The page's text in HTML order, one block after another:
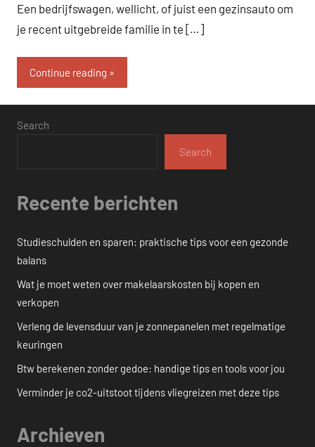
Een bedrijfswagen, wellicht, of juist een gezinsauto om
je recent uitgebreide familie in te […]
Continue reading
Search
Search
Recente berichten
Studieschulden en sparen: praktische tips voor een gezonde
balans
Wat je moet weten over makelaarskosten bij kopen en
verkopen
Verleng de levensduur van je zonnepanelen met regelmatige
keuringen
Btw berekenen zonder gedoe: handige tips en tools voor jou
Verminder je co2-uitstoot tijdens vliegreizen met deze tips
Archieven